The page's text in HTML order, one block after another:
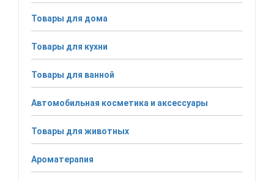
Товары для дома
Товары для кухни
Товары для ванной
Автомобильная косметика и аксессуары
Товары для животных
Ароматерапия